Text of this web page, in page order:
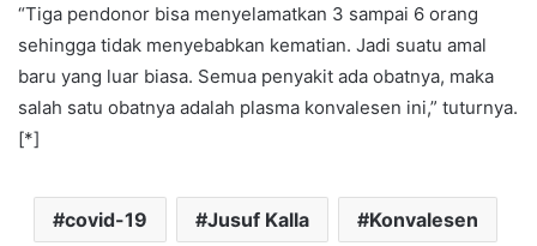
“Tiga pendonor bisa menyelamatkan 3 sampai 6 orang
sehingga tidak menyebabkan kematian. Jadi suatu amal
baru yang luar biasa. Semua penyakit ada obatnya, maka
salah satu obatnya adalah plasma konvalesen ini,” tuturnya.
[*]
covid-19 Jusuf Kalla Konvalesen